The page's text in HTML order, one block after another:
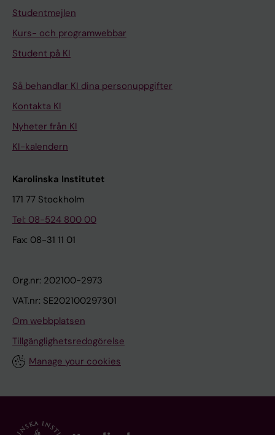
Studentmejlen
Kurs- och programwebbar
Student på KI
Så behandlar KI dina personuppgifter
Kontakta KI
Nyheter från KI
KI-kalendern
Karolinska Institutet
171 77 Stockholm
Tel: 08-524 800 00
Fax: 08-31 11 01
Org.nr: 202100-2973
VAT.nr: SE202100297301
Om webbplatsen
Tillgänglighetsredogörelse
Manage your cookies